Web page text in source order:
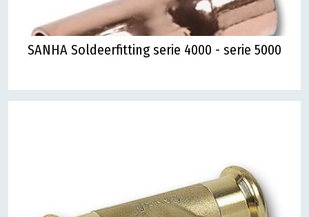
SANHA Soldeerfitting serie 4000 - serie 5000